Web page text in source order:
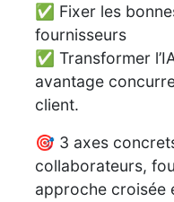
✅ Fixer les
fournisseurs
✅ Transformer
avantage
client.
🎯 3 axes
collaborateurs,
approche croisée